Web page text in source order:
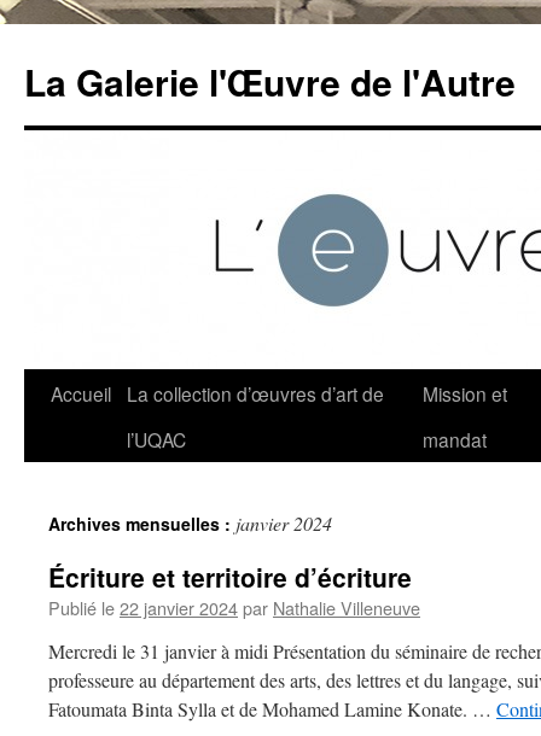
contenu
La Galerie l'Œuvre de l'Autre
Accueil
La collection d’œuvres d’art de
l’UQAC
Mission et
mandat
Archives mensuelles : janvier 2024
Écriture et territoire d’écriture
Publié le22 janvier 2024par Nathalie Villeneuve
Mercredi le 31 janvier à midi Présentation du séminaire de
professeure au département des arts, des lettres et du langage,
Fatoumata Binta Sylla et de Mohamed Lamine Konate. …